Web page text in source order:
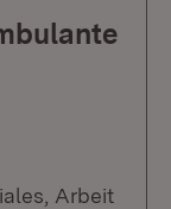
Arbeit